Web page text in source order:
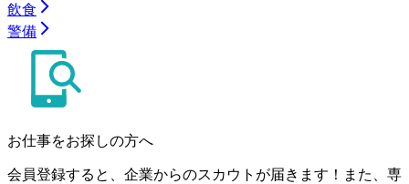
飲食
警備
お仕事をお探しの方へ
会員登録すると、企業からのスカウトが届きます！また、専